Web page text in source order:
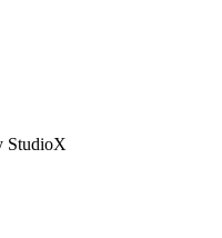
StudioX